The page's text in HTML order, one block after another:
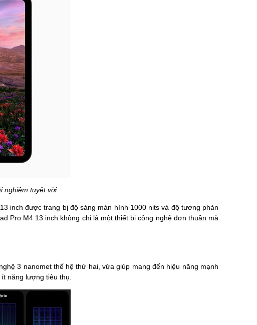
nghiệm tuyệt vời
inch được trang bị độ sáng màn hình 1000 nits và độ tương phản
Pro M4 13 inch không chỉ là một thiết bị công nghệ đơn thuần mà
3 nanomet thế hệ thứ hai, vừa giúp mang đến hiệu năng mạnh
năng lượng tiêu thụ.